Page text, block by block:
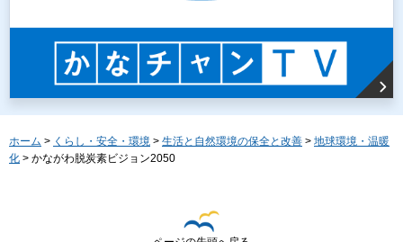
ホーム > くらし・安全・環境 > 生活と自然環境の保全と改善 > 地球環境・温暖
化 > かながわ脱炭素ビジョン2050